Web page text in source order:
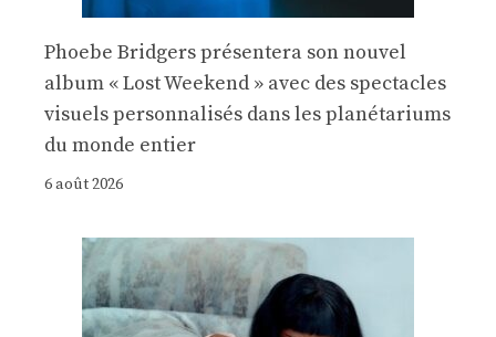
Phoebe Bridgers présentera son nouvel
album « Lost Weekend » avec des spectacles
visuels personnalisés dans les planétariums
du monde entier
6 août 2026